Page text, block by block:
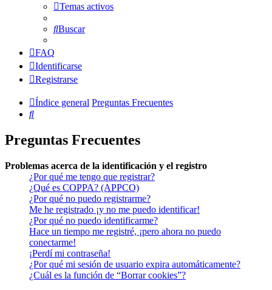
Temas activos
Buscar
FAQ
Identificarse
Registrarse
Índice general Preguntas Frecuentes
Buscar
Preguntas Frecuentes
Problemas acerca de la identificación y el registro
¿Por qué me tengo que registrar?
¿Qué es COPPA? (APPCO)
¿Por qué no puedo registrarme?
Me he registrado ¡y no me puedo identificar!
¿Por qué no puedo identificarme?
Hace un tiempo me registré, ¡pero ahora no puedo
conectarme!
¡Perdí mi contraseña!
¿Por qué mi sesión de usuario expira automáticamente?
¿Cuál es la función de “Borrar cookies”?